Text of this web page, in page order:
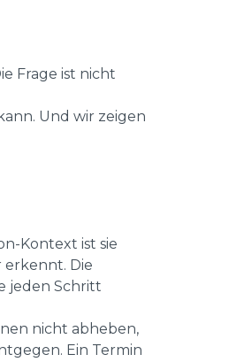
Frage ist nicht
Und wir zeigen
Kontext ist sie
erkennt. Die
jeden Schritt
nicht abheben,
Ein Termin